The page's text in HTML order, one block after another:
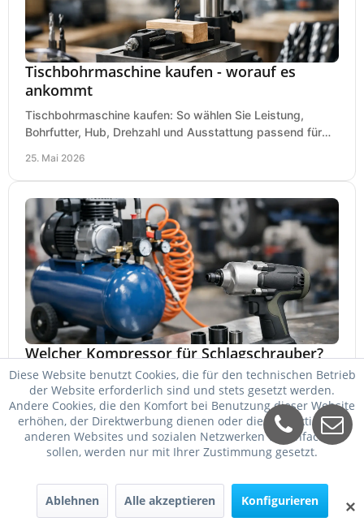
Tischbohrmaschine kaufen - worauf es
ankommt
Tischbohrmaschine kaufen: So wählen Sie Leistung,
Bohrfutter, Hub, Drehzahl und Ausstattung passend für
25. Mai 2026
Welcher Kompressor für Schlagschrauber?
Welcher Kompressor für Schlagschrauber passt? So
wählen Sie Kessel, Luftmenge, Druck und Motorleistung
passend für Werkstatt, Reifenwechsel.
23. Mai 2026
✕
Diese Website benutzt Cookies, die für den technischen Betrieb
der Website erforderlich sind und stets gesetzt werden.
Andere Cookies, die den Komfort bei Benutzung dieser Website
erhöhen, der Direktwerbung dienen oder die Interaktion mit
anderen Websites und sozialen Netzwerken vereinfachen
sollen, werden nur mit Ihrer Zustimmung gesetzt.
Ablehnen Alle akzeptieren Konfigurieren